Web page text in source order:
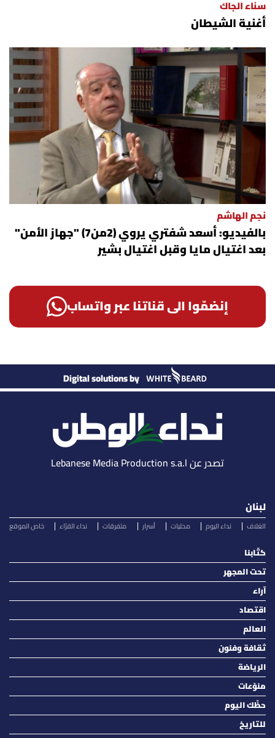
سناء الجاك
أغنية الشيطان
نجم الهاشم
بالفيديو: أسعد شفتري يروي (2من7) "جهاز الأمن"
بعد اغتيال مايا وقبل اغتيال بشير
إنضمّوا الى قناتنا عبر واتساب
Digital solutions by
تصدر عن Lebanese Media Production s.a.l
لبنان
الغلاف نداء اليوم محليات أسرار متفرقات نداء القرّاء خاص الموقع
كتّابنا
تحت المجهر
آراء
اقتصاد
العالم
ثقافة وفنون
الرياضة
منوّعات
حظّك اليوم
للتاريخ